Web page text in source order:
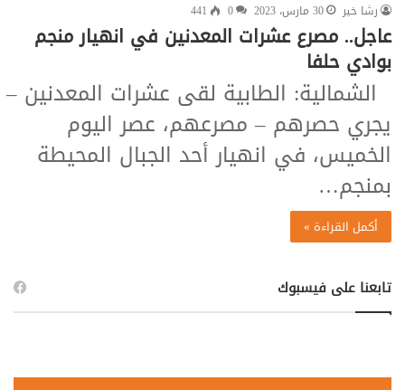
رشا خير
30 مارس، 2023 0
441
عاجل.. مصرع عشرات المعدنين في انهيار منجم
بوادي حلفا
الشمالية: الطابية لقى عشرات المعدنين –
يجري حصرهم – مصرعهم، عصر اليوم
الخميس، في انهيار أحد الجبال المحيطة
بمنجم…
أكمل القراءة »
تابعنا على فيسبوك